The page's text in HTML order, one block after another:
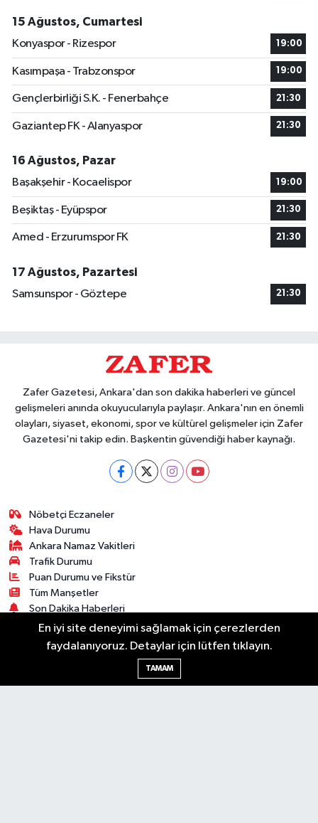
15 Ağustos, Cumartesi
Konyaspor - Rizespor
19:00
Kasımpaşa - Trabzonspor 19:00
Gençlerbirliği S.K. - Fenerbahçe 21:30
Gaziantep FK - Alanyaspor 21:30
16 Ağustos, Pazar
Başakşehir - Kocaelispor
19:00
Beşiktaş - Eyüpspor 21:30
Amed - Erzurumspor FK 21:30
17 Ağustos, Pazartesi
Samsunspor - Göztepe
21:30
Zafer Gazetesi, Ankara'dan son dakika haberleri ve güncel
gelişmeleri anında okuyucularıyla paylaşır. Ankara'nın en önemli
olayları, siyaset, ekonomi, spor ve kültürel gelişmeler için Zafer
Gazetesi'ni takip edin. Başkentin güvendiği haber kaynağı.
Nöbetçi Eczaneler
Hava Durumu
Ankara Namaz Vakitleri
Trafik Durumu
Puan Durumu ve Fikstür
Tüm Manşetler
Son Dakika Haberleri
Haber Arşivi
Künye
Bilim & Teknoloji
En iyi site deneyimi sağlamak için çerezlerden
faydalanıyoruz. Detaylar için lütfen tıklayın.
TAMAM